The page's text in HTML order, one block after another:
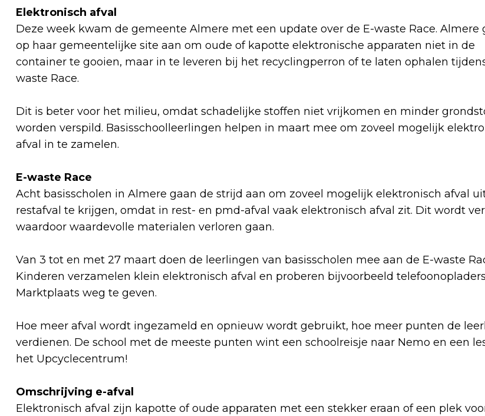
Elektronisch afval
Deze week kwam de gemeente Almere met een update over de E-waste Race. Almere
op haar gemeentelijke site aan om oude of kapotte elektronische apparaten niet in de
container te gooien, maar in te leveren bij het recyclingperron of te laten ophalen
waste Race.
Dit is beter voor het milieu, omdat schadelijke stoffen niet vrijkomen en minder
worden verspild. Basisschoolleerlingen helpen in maart mee om zoveel mogelijk
afval in te zamelen.
E-waste Race
Acht basisscholen in Almere gaan de strijd aan om zoveel mogelijk elektronisch afval
restafval te krijgen, omdat in rest- en pmd-afval vaak elektronisch afval zit. Dit wordt
waardoor waardevolle materialen verloren gaan.
Van 3 tot en met 27 maart doen de leerlingen van basisscholen mee aan de E-waste
Kinderen verzamelen klein elektronisch afval en proberen bijvoorbeeld
Marktplaats weg te geven.
Hoe meer afval wordt ingezameld en opnieuw wordt gebruikt, hoe meer punten de
verdienen. De school met de meeste punten wint een schoolreisje naar Nemo en een
het Upcyclecentrum!
Omschrijving e-afval
Elektronisch afval zijn kapotte of oude apparaten met een stekker eraan of een plek